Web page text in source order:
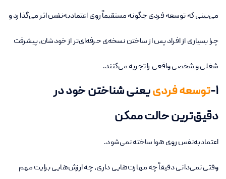
می‌بینی که توسعه فردی چگونه مستقیماً روی اعتمادبه‌نفس اثر می‌گذارد و
چرا بسیاری از افراد پس از ساختن نسخه‌ی حرفه‌ای‌تر از خودشان، پیشرفت
شغلی و شخصی واقعی را تجربه می‌کنند.
۱- توسعه فردییعنی شناختن خود در
دقیق‌ترین حالت ممکن
اعتمادبه‌نفس روی هوا ساخته نمی‌شود.
وقتی نمی‌دانی دقیقاً چه مهارت‌هایی داری، چه ارزش‌هایی برایت مهم